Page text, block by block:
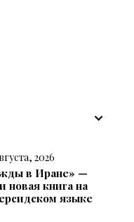
2026
в Иране» —
новая книга на
языке